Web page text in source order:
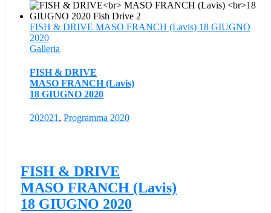
FISH & DRIVE MASO FRANCH (Lavis) 18 GIUGNO
2020
Galleria
FISH & DRIVE
MASO FRANCH (Lavis)
18 GIUGNO 2020
202021 , Programma 2020
FISH & DRIVE
MASO FRANCH (Lavis)
18 GIUGNO 2020